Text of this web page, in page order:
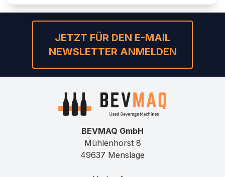
JETZT FÜR DEN E-MAIL
NEWSLETTER ANMELDEN
BEVMAQ GmbH
Mühlenhorst 8
49637 Menslage